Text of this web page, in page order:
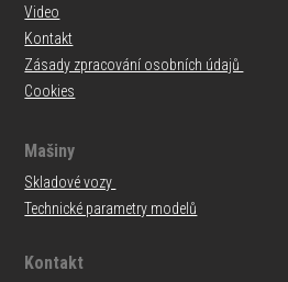
Video
Kontakt
Zásady zpracování osobních údajů
Cookies
Mašiny
Skladové vozy
Technické parametry modelů
Kontakt